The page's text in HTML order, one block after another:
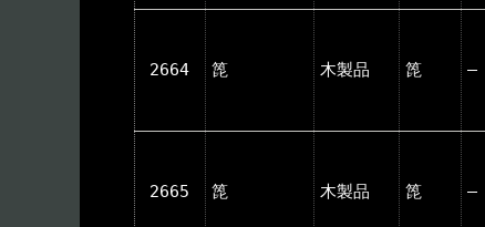
2664 箆 木製品 箆 ―
2665 箆 木製品 箆 ―